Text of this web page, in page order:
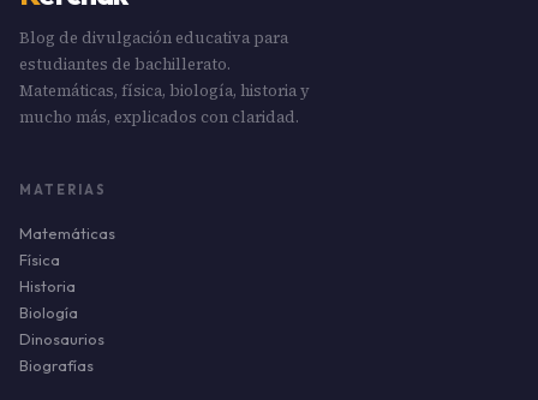
Blog de divulgación educativa para
estudiantes de bachillerato.
Matemáticas, física, biología, historia y
mucho más, explicados con claridad.
MATERIAS
Matemáticas
Física
Historia
Biología
Dinosaurios
Biografías